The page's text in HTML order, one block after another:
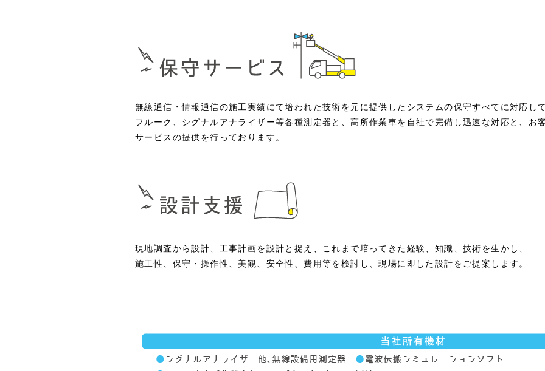
無線通信・情報通信の施工実績にて培われた技術を元に提供したシステムの保守すべてに対応し
フルーク、シグナルアナライザー等各種測定器と、高所作業車を自社で完備し迅速な対応と、お
サービスの提供を行っております。
現地調査から設計、工事計画を設計と捉え、これまで培ってきた経験、知識、技術を生かし、
施工性、保守・操作性、美観、安全性、費用等を検討し、現場に即した設計をご提案します。